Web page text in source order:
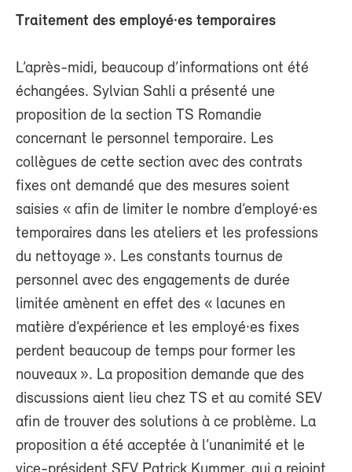
Traitement des employé·es temporaires
L’après-midi, beaucoup d’informations ont été
échangées. Sylvian Sahli a présenté une
proposition de la section TS Romandie
concernant le personnel temporaire. Les
collègues de cette section avec des contrats
fixes ont demandé que des mesures soient
saisies « afin de limiter le nombre d’employé·es
temporaires dans les ateliers et les professions
du nettoyage ». Les constants tournus de
personnel avec des engagements de durée
limitée amènent en effet des « lacunes en
matière d’expérience et les employé·es fixes
perdent beaucoup de temps pour former les
nouveaux ». La proposition demande que des
discussions aient lieu chez TS et au comité SEV
afin de trouver des solutions à ce problème. La
proposition a été acceptée à l’unanimité et le